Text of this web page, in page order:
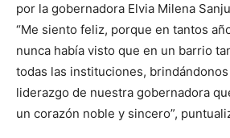
por la gobernadora Elvia Milena
“Me siento feliz, porque en tantos
nunca había visto que en un barrio
todas las instituciones,
liderazgo de nuestra gobernadora
un corazón noble y sincero”,